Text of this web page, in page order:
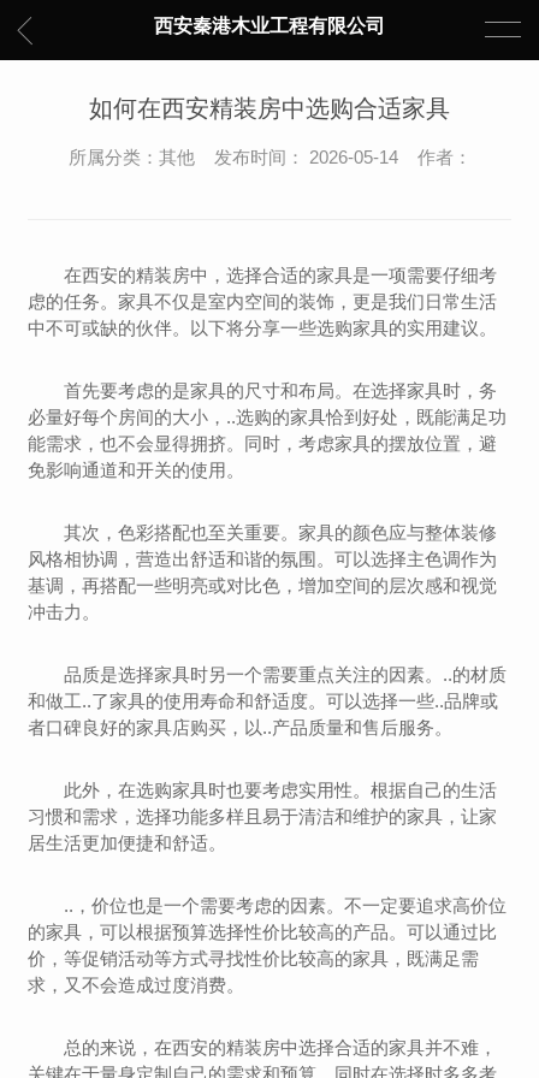
西安秦港木业工程有限公司
如何在西安精装房中选购合适家具
所属分类：其他 发布时间： 2026-05-14 作者：
在西安的精装房中，选择合适的家具是一项需要仔细考
虑的任务。家具不仅是室内空间的装饰，更是我们日常生活
中不可或缺的伙伴。以下将分享一些选购家具的实用建议。
首先要考虑的是家具的尺寸和布局。在选择家具时，务
必量好每个房间的大小，..选购的家具恰到好处，既能满足功
能需求，也不会显得拥挤。同时，考虑家具的摆放位置，避
免影响通道和开关的使用。
其次，色彩搭配也至关重要。家具的颜色应与整体装修
风格相协调，营造出舒适和谐的氛围。可以选择主色调作为
基调，再搭配一些明亮或对比色，增加空间的层次感和视觉
冲击力。
品质是选择家具时另一个需要重点关注的因素。..的材质
和做工..了家具的使用寿命和舒适度。可以选择一些..品牌或
者口碑良好的家具店购买，以..产品质量和售后服务。
此外，在选购家具时也要考虑实用性。根据自己的生活
习惯和需求，选择功能多样且易于清洁和维护的家具，让家
居生活更加便捷和舒适。
..，价位也是一个需要考虑的因素。不一定要追求高价位
的家具，可以根据预算选择性价比较高的产品。可以通过比
价，等促销活动等方式寻找性价比较高的家具，既满足需
求，又不会造成过度消费。
总的来说，在西安的精装房中选择合适的家具并不难，
关键在于量身定制自己的需求和预算，同时在选择时多多考